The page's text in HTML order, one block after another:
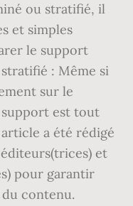
ou stratifié, il
et simples
le support
: Même si
sur le
est tout
a été rédigé
et
pour garantir
contenu.